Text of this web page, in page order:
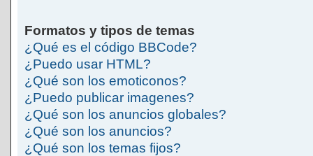
Formatos y tipos de temas
¿Qué es el código BBCode?
¿Puedo usar HTML?
¿Qué son los emoticonos?
¿Puedo publicar imagenes?
¿Qué son los anuncios globales?
¿Qué son los anuncios?
¿Qué son los temas fijos?